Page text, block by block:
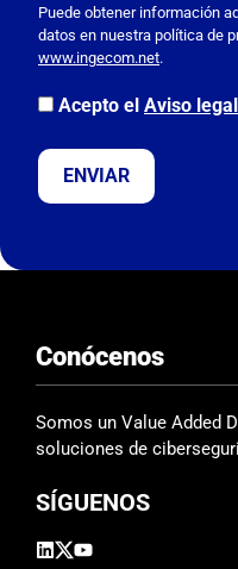
v
o
r
,
e
s
c
a
m
p
v
c
Puede obtener información
datos en nuestra política de
www.ingecom.net.
Acepto el Aviso legal
Conócenos
Somos un Value Added
soluciones de
SÍGUENOS